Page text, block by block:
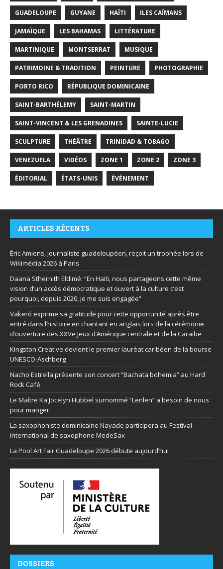
GUADELOUPE GUYANE HAÏTI ILES CAÏMANS
JAMAÏQUE LES BAHAMAS LITTÉRATURE
MARTINIQUE MONTSERRAT MUSIQUE
PATRIMOINE & TRADITION PEINTURE PHOTOGRAPHIE
PORTO RICO RÉPUBLIQUE DOMINICAINE
SAINT-BARTHÉLEMY SAINT-MARTIN
SAINT-VINCENT & LES GRENADINES SAINTE-LUCIE
SCULPTURE THÉÂTRE TRINIDAD & TOBAGO
VENEZUELA VIDÉOS ZONE 1 ZONE 2 ZONE 3
ÉDITORIAL ÉTATS-UNIS ÉVÉNEMENT
ARTICLES RÉCENTS
Éric Amiens, journaliste guadeloupéen, reçoit un trophée lors de
Wikimédia 2026 à Paris
Daana Sthernith Eldimé: “En Haïti, nous partageons cette même
vision d’un accès démocratique et ouvert à la culture c’est
pourquoi, depuis 2020, je me suis engagée”
Vakeró exprime sa gratitude pour cette opportunité après être
entré dans l’histoire en chantant en anglais lors de la cérémonie
d’ouverture des XXVe Jeux d’Amérique centrale et de la Caraïbe
Kingston Creative devient le premier lauréat caribéen de la bourse
UNESCO-Aschberg
Nacho Estrella présente son concert “Bachata bohemia” au Hard
Rock Café
Le Maître Ka Jocelyn Hubbel surnommé “Lenlen” a besoin de nous
pour manger
La saxophoniste dominicaine Nayade participera au Festival
international de saxophone MedeSax
La Pool Art Fair Guadeloupe 2026 débute aujourd’hui
DOSSIERS